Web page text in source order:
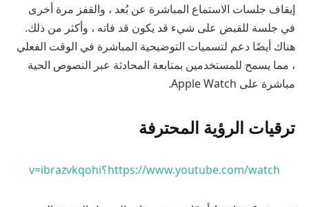
إيقاف جلسات الاستماع المباشرة عن بُعد ، والقفز مرة أخرى
في جلسة للقبض على شيء قد يكون قد فاته ، وأكثر من ذلك.
هناك أيضًا دعم لتسميات التوضيحية المباشرة في الوقت الفعلي
، مما يسمح للمستخدمين بمتابعة المحادثة عبر النصوص الحية
مباشرة على Apple Watch.
ترقيات الرؤية المحترفة
https://www.youtube.com/watch؟v=ibrazvkqohi